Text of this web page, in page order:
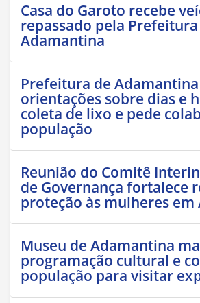
Casa do Garoto recebe
repassado pela
Adamantina
Prefeitura de
orientações sobre dias e
coleta de lixo e pede
população
Reunião do Comitê
de Governança fortalece
proteção às mulheres
Museu de Adamantina
programação cultural e
população para visitar